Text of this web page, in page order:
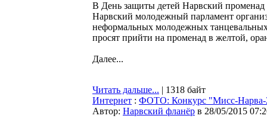
В День защиты детей Нарвский променад
Нарвский молодежный парламент
неформальных молодежных
просят прийти на променад в желтой,
Далее...
Читать дальше... | 1318 байт
Интернет : ФОТО: Конкурс "Мисс-Нарва-
Автор: Нарвский фланёр в 28/05/2015